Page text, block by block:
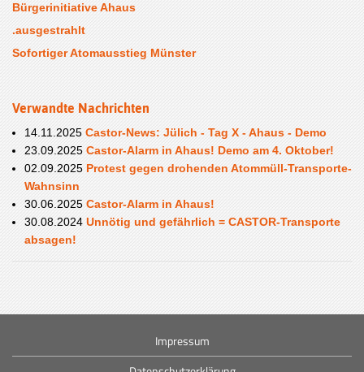
Bürgerinitiative Ahaus
.ausgestrahlt
Sofortiger Atomausstieg Münster
Verwandte Nachrichten
14.11.2025 Castor-News: Jülich - Tag X - Ahaus - Demo
23.09.2025 Castor-Alarm in Ahaus! Demo am 4. Oktober!
02.09.2025 Protest gegen drohenden Atommüll-Transporte-
Wahnsinn
30.06.2025 Castor-Alarm in Ahaus!
30.08.2024 Unnötig und gefährlich = CASTOR-Transporte
absagen!
Impressum